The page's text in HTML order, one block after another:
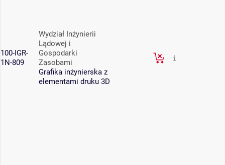
100-IGR-
1N-809
Wydział Inżynierii
Lądowej i
Gospodarki
Zasobami
Grafika inżynierska z
elementami druku 3D